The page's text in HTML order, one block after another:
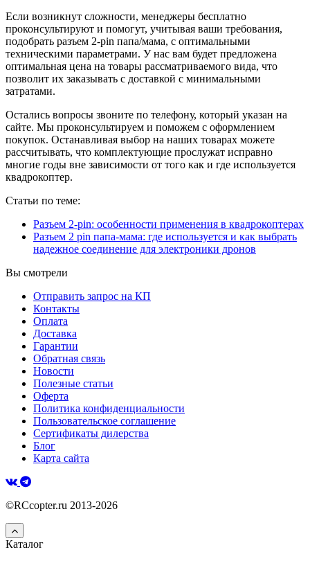
Если возникнут сложности, менеджеры бесплатно
проконсультируют и помогут, учитывая ваши требования,
подобрать разъем 2-pin папа/мама, с оптимальными
техническими параметрами. У нас вам будет предложена
оптимальная цена на товары рассматриваемого вида, что
позволит их заказывать с доставкой с минимальными
затратами.
Остались вопросы звоните по телефону, который указан на
сайте. Мы проконсультируем и поможем с оформлением
покупок. Останавливая выбор на наших товарах можете
рассчитывать, что комплектующие прослужат исправно
многие годы вне зависимости от того как и где используется
квадрокоптер.
Статьи по теме:
Разъем 2-pin: особенности применения в квадрокоптерах
Разъем 2 pin папа-мама: где используется и как выбрать
надежное соединение для электроники дронов
Вы смотрели
Отправить запрос на КП
Контакты
Оплата
Доставка
Гарантии
Обратная связь
Новости
Полезные статьи
Оферта
Политика конфиденциальности
Пользовательское соглашение
Сертификаты дилерства
Блог
Карта сайта
©RCcopter.ru 2013-2026
Каталог